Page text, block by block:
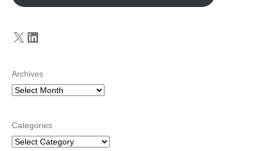
X LinkedIn
Archives
Categories